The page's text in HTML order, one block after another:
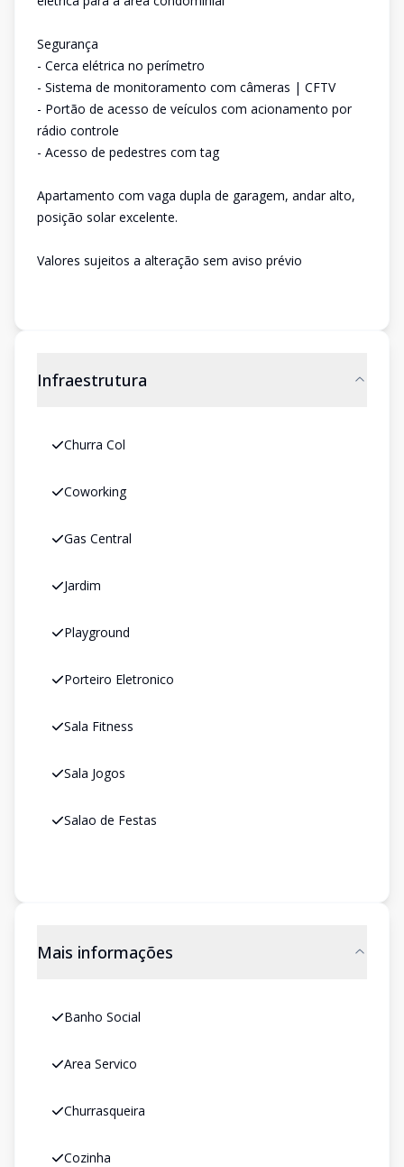
Segurança
- Cerca elétrica no perímetro
- Sistema de monitoramento com câmeras | CFTV
- Portão de acesso de veículos com acionamento por
rádio controle
- Acesso de pedestres com tag
Apartamento com vaga dupla de garagem, andar alto,
posição solar excelente.
Valores sujeitos a alteração sem aviso prévio
Infraestrutura
Churra Col
Coworking
Gas Central
Jardim
Playground
Porteiro Eletronico
Sala Fitness
Sala Jogos
Salao de Festas
Mais informações
Banho Social
Area Servico
Churrasqueira
Cozinha